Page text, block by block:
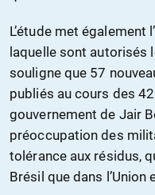
L’étude met également
laquelle sont autorisés
souligne que 57
publiés au cours des
gouvernement de Jair
préoccupation des
tolérance aux résidus,
Brésil que dans l’Union